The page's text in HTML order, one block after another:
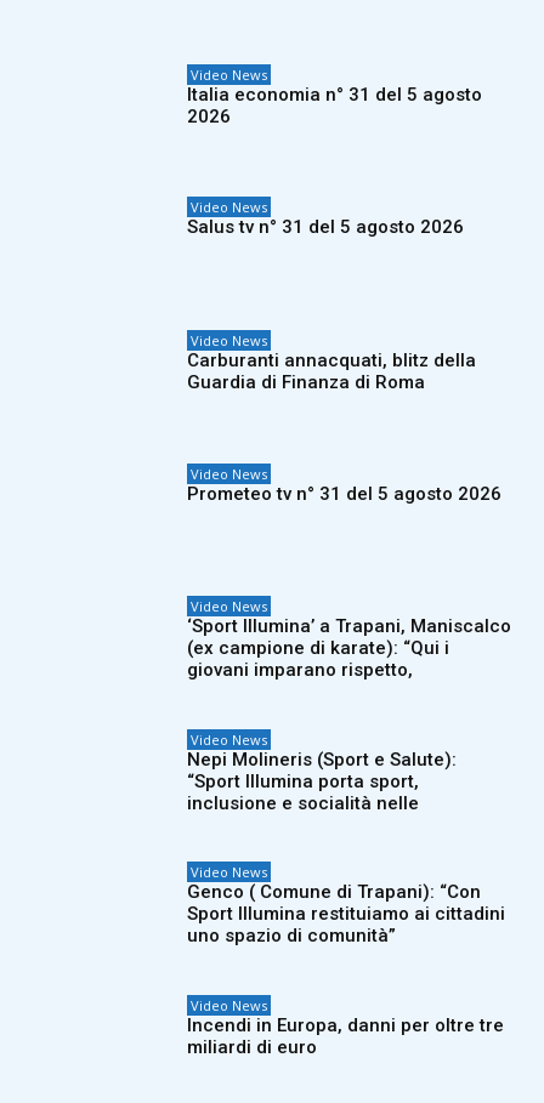
Video News
Italia economia n° 31 del 5 agosto
2026
Video News
Salus tv n° 31 del 5 agosto 2026
Video News
Carburanti annacquati, blitz della
Guardia di Finanza di Roma
Video News
Prometeo tv n° 31 del 5 agosto 2026
Video News
‘Sport Illumina’ a Trapani, Maniscalco
(ex campione di karate): “Qui i
giovani imparano rispetto,
Video News
Nepi Molineris (Sport e Salute):
“Sport Illumina porta sport,
inclusione e socialità nelle
Video News
Genco ( Comune di Trapani): “Con
Sport Illumina restituiamo ai cittadini
uno spazio di comunità”
Video News
Incendi in Europa, danni per oltre tre
miliardi di euro